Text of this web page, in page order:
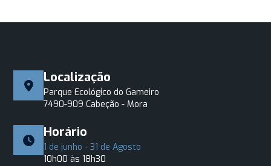
Localização
Parque Ecológico do Gameiro
7490-909 Cabeção - Mora
Horário
1 de junho - 31 de Agosto
10h00 às 18h30